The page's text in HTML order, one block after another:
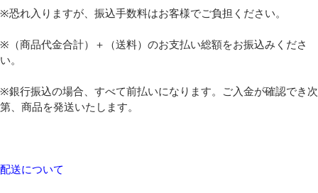
※恐れ入りますが、振込手数料はお客様でご負担ください。
※（商品代金合計）＋（送料）のお支払い総額をお振込みくださ
い。
※銀行振込の場合、すべて前払いになります。ご入金が確認でき次
第、商品を発送いたします。
配送について